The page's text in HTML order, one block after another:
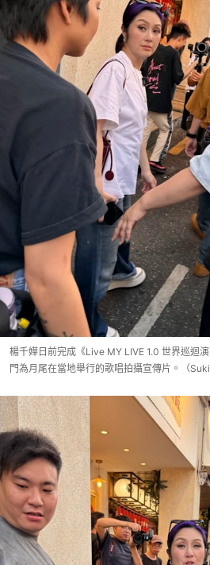
楊千嬅日前完成《Live MY LIVE 1.0 世界巡迴
門為月尾在當地舉行的歌唱拍攝宣傳片。（Suki